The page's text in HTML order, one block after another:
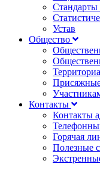
Стандарты
Устав
Общество
Присяжные
Контакты
Контакты
Горячая
Полезные